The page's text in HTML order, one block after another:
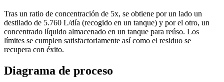
Tras un ratio de concentración de 5x, se obtiene por un lado un
destilado de 5.760 L/día (recogido en un tanque) y por el otro, un
concentrado líquido almacenado en un tanque para reúso. Los
límites se cumplen satisfactoriamente así como el residuo se
recupera con éxito.
Diagrama de proceso